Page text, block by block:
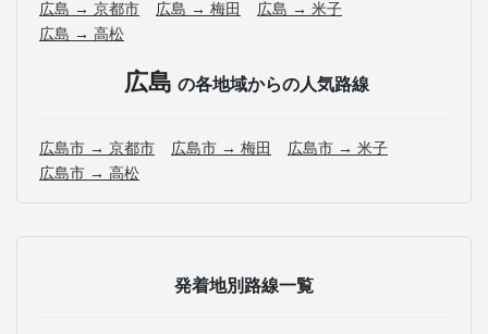
広島 → 京都市 広島 → 梅田
広島 → 米子
広島 → 高松
広島 の各地域からの人気路線
広島市 → 京都市 広島市 → 梅田
広島市 → 米子
広島市 → 高松
発着地別路線一覧